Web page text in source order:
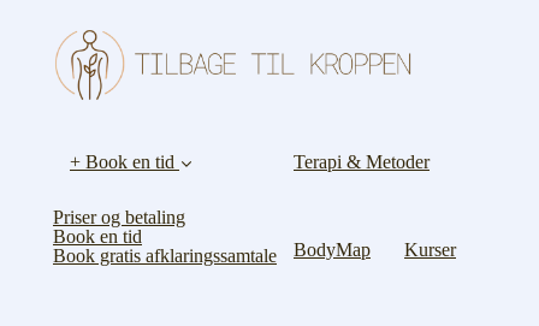
+ Book en tid
Priser og betaling
Book en tid
Book gratis afklaringssamtale
Terapi & Metoder
BodyMap Kurser